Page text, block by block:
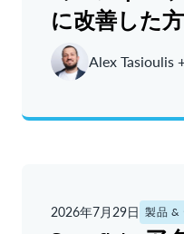
に改善した
Alex Tasioulis
2026年7月29日 製品 &